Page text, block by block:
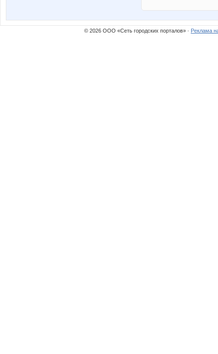
© 2026 ООО «Сеть городских порталов» · Реклама